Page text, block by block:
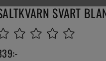
SVART
:-